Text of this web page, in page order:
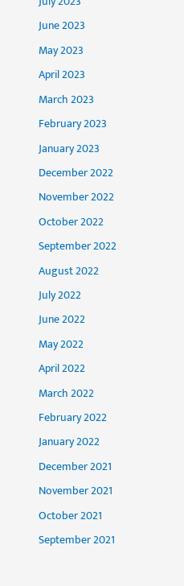
June 2023
May 2023
April 2023
March 2023
February 2023
January 2023
December 2022
November 2022
October 2022
September 2022
August 2022
July 2022
June 2022
May 2022
April 2022
March 2022
February 2022
January 2022
December 2021
November 2021
October 2021
September 2021